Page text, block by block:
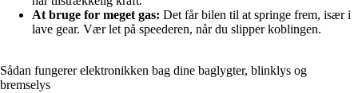
At bruge for meget gas: Det får bilen til at springe frem, især i
lave gear. Vær let på speederen, når du slipper koblingen.
Sådan fungerer elektronikken bag dine baglygter, blinklys og
bremselys